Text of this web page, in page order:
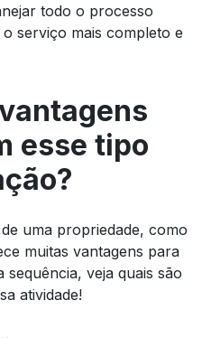
todo o processo
serviço mais completo e
esse tipo
uma propriedade, como
muitas vantagens para
veja quais são
atividade!